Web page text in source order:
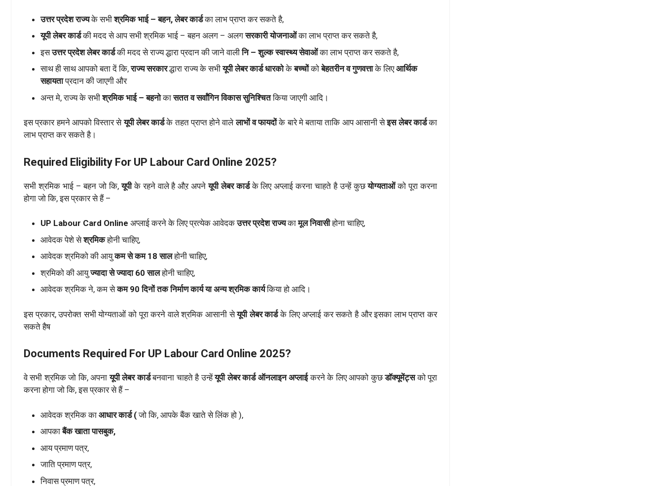
उत्तर प्रदेश राज्यके सभीश्रमिक भाई – बहन, लेबर कार्डका लाभ प्राप्त कर सकते है,
यूपी लेबर कार्डकी मदद से आप सभी श्रमिक भाई – बहन अलग – अलगसरकारी योजनाओंका लाभ प्राप्त कर सकते है,
इसउत्तर प्रदेश लेबर कार्डकी मदद से राज्य द्धारा प्रदान की जाने वालीनि – शुल्क स्वास्थ्य सेवाओंका लाभ प्राप्त कर सकते है,
साथ ही साथ आपको बता दें कि,राज्य सरकारद्धारा राज्य के सभीयूपी लेबर कार्ड धारकोकेबच्चोंकोबेहतरीन व गुणवत्ताके लिएआर्थिक
सहायताप्रदान की जाएगी और
अन्त मे, राज्य के सभीश्रमिक भाई – बहनोकासतत व सर्वांगिन विकास सुनिश्चितकिया जाएगी आदि।
इस प्रकार हमने आपको विस्तार सेयूपी लेबर कार्डके तहत प्राप्त होने वालेलाभों व फायदोंके बारे मे बताया ताकि आप आसानी सेइस लेबर कार्डका
लाभ प्राप्त कर सकते है।
Required Eligibility For UP Labour Card Online 2025?
सभी श्रमिक भाई – बहन जो कि,यूपीके रहने वाले है औऱ अपने यूपी लेबर कार्डके लिए अप्लाई करना चाहते है उन्हें कुछयोग्यताओंको पूरा करना
होगा जो कि, इस प्रकार से हैं –
UP Labour Card Online अप्लाई करने के लिए प्रत्येक आवेदकउत्तर प्रदेश राज्यकामूल निवासीहोना चाहिए,
आवेदक पेशे सेश्रमिकहोनी चाहिए,
आवेदक श्रमिको की आयुकम से कम 18 सालहोनी चाहिए,
श्रमिको की आयुज्यादा से ज्यादा 60 सालहोनी चाहिए,
आवेदक श्रमिक ने, कम सेकम 90 दिनों तक निर्माण कार्य या अन्य श्रमिक कार्यकिया हो आदि।
इस प्रकार, उपरोक्त सभी योग्यताओं को पूरा करने वाले श्रमिक आसानी सेयूपी लेबर कार्डके लिए अप्लाई कर सकते है और इसका लाभ प्राप्त कर
सकते हैष
Documents Required For UP Labour Card Online 2025?
वे सभी श्रमिक जो कि, अपनायूपी लेबर कार्डबनवाना चाहते है उन्हेंयूपी लेबर कार्ड ऑनलाइन अप्लाईकरने के लिए आपको कुछडॉक्यूमेंट्सको पूरा
करना होगा जो कि, इस प्रकार से हैं –
आवेदक श्रमिक का आधार कार्ड (जो कि, आपके बैंक खाते से लिंक हो ),
आपकाबैंक खाता पासबुक,
आय प्रमाण पत्र,
जाति प्रमाण पत्र,
निवास प्रमाण पत्र,